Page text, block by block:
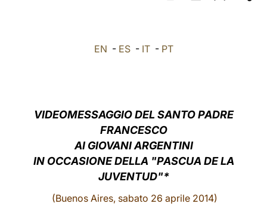
EN - ES- IT- PT
VIDEOMESSAGGIO DEL SANTO PADRE
FRANCESCO
AI GIOVANI ARGENTINI
IN OCCASIONE DELLA "PASCUA DE LA
JUVENTUD"*
(Buenos Aires, sabato 26 aprile 2014)